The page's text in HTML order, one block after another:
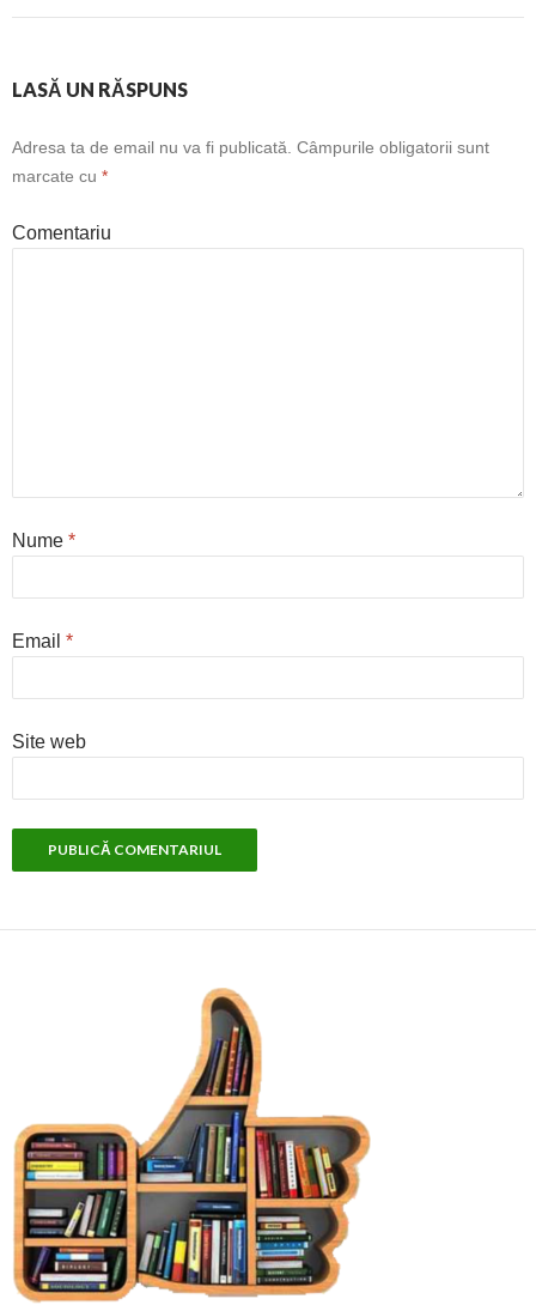
LASĂ UN RĂSPUNS
Adresa ta de email nu va fi publicată. Câmpurile obligatorii sunt
marcate cu *
Comentariu
Nume *
Email *
Site web